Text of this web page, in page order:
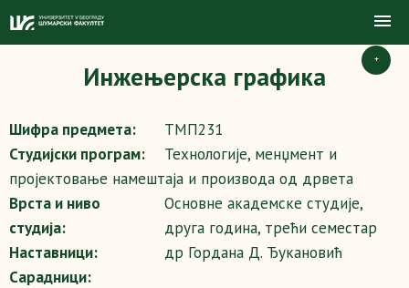
+
Инжењерска графика
Шифра предмета:
ТМП231
Студијски програм:
Технологије, менџмент и
пројектовање намештаја и производа од дрвета
Врста и ниво
студија:
Основне академске студије,
друга година, трећи семестар
Наставници:
др Гордана Д. Ђукановић
Сарадници: